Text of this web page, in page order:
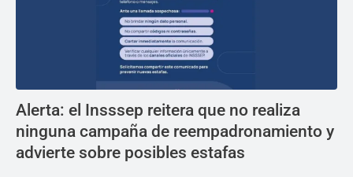
Alerta: el Insssep reitera que no realiza
ninguna campaña de reempadronamiento y
advierte sobre posibles estafas